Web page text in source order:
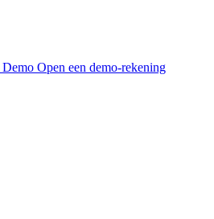
Demo Open een demo-rekening